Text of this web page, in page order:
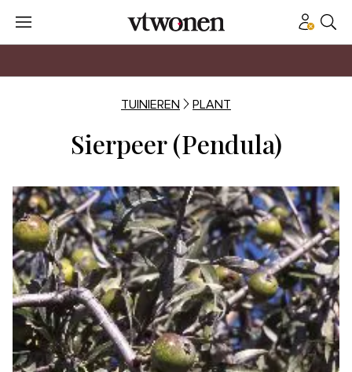
TUINIEREN PLANT
Sierpeer (Pendula)